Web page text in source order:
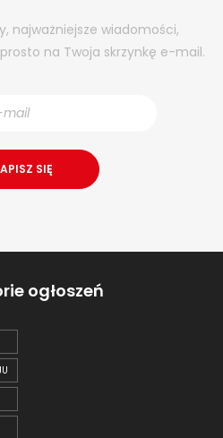
najważniejsze wiadomości,
na Twoja skrzynkę e-mail.
ogłoszeń